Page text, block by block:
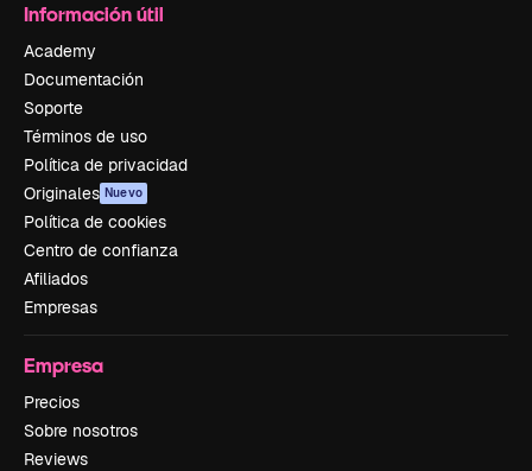
Información útil
Academy
Documentación
Soporte
Términos de uso
Política de privacidad
Originales Nuevo
Política de cookies
Centro de confianza
Afiliados
Empresas
Empresa
Precios
Sobre nosotros
Reviews